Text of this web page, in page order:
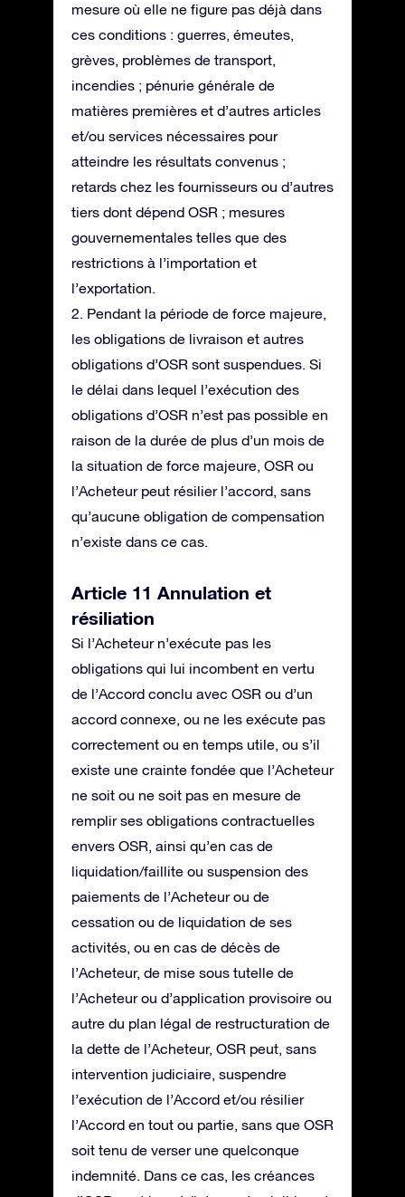
mesure où elle ne figure pas déjà dans
ces conditions : guerres, émeutes,
grèves, problèmes de transport,
incendies ; pénurie générale de
matières premières et d’autres articles
et/ou services nécessaires pour
atteindre les résultats convenus ;
retards chez les fournisseurs ou d’autres
tiers dont dépend OSR ; mesures
gouvernementales telles que des
restrictions à l’importation et
l’exportation.
2. Pendant la période de force majeure,
les obligations de livraison et autres
obligations d’OSR sont suspendues. Si
le délai dans lequel l’exécution des
obligations d’OSR n’est pas possible en
raison de la durée de plus d’un mois de
la situation de force majeure, OSR ou
l’Acheteur peut résilier l’accord, sans
qu’aucune obligation de compensation
n’existe dans ce cas.
Article 11 Annulation et
résiliation
Si l’Acheteur n’exécute pas les
obligations qui lui incombent en vertu
de l’Accord conclu avec OSR ou d’un
accord connexe, ou ne les exécute pas
correctement ou en temps utile, ou s’il
existe une crainte fondée que l’Acheteur
ne soit ou ne soit pas en mesure de
remplir ses obligations contractuelles
envers OSR, ainsi qu’en cas de
liquidation/faillite ou suspension des
paiements de l’Acheteur ou de
cessation ou de liquidation de ses
activités, ou en cas de décès de
l’Acheteur, de mise sous tutelle de
l’Acheteur ou d’application provisoire ou
autre du plan légal de restructuration de
la dette de l’Acheteur, OSR peut, sans
intervention judiciaire, suspendre
l’exécution de l’Accord et/ou résilier
l’Accord en tout ou partie, sans que OSR
soit tenu de verser une quelconque
indemnité. Dans ce cas, les créances